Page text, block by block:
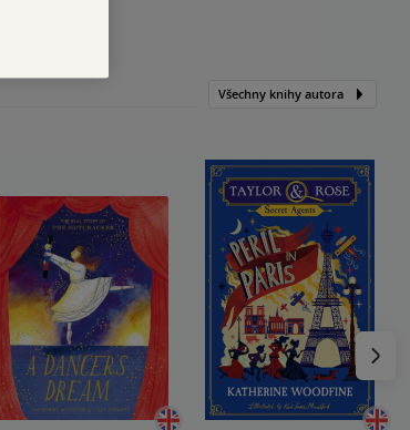
Všechny knihy autora